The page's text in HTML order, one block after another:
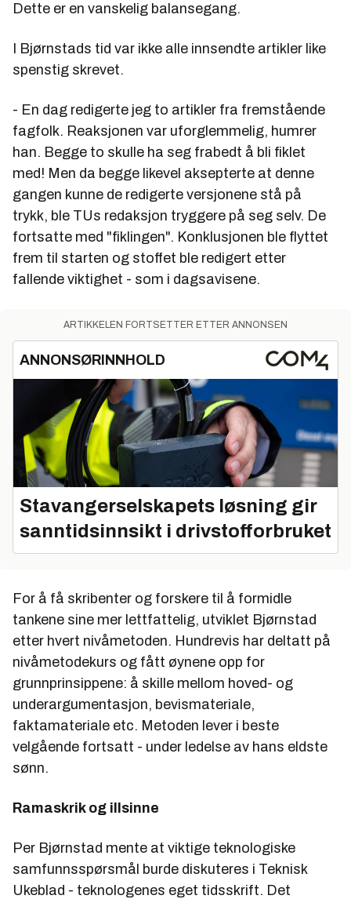
Dette er en vanskelig balansegang.
I Bjørnstads tid var ikke alle innsendte artikler like
spenstig skrevet.
- En dag redigerte jeg to artikler fra fremstående
fagfolk. Reaksjonen var uforglemmelig, humrer
han. Begge to skulle ha seg frabedt å bli fiklet
med! Men da begge likevel aksepterte at denne
gangen kunne de redigerte versjonene stå på
trykk, ble TUs redaksjon tryggere på seg selv. De
fortsatte med "fiklingen". Konklusjonen ble flyttet
frem til starten og stoffet ble redigert etter
fallende viktighet - som i dagsavisene.
ARTIKKELEN FORTSETTER ETTER ANNONSEN
ANNONSØRINNHOLD
Stavangerselskapets løsning gir
sanntidsinnsikt i drivstofforbruket
For å få skribenter og forskere til å formidle
tankene sine mer lettfattelig, utviklet Bjørnstad
etter hvert nivåmetoden. Hundrevis har deltatt på
nivåmetodekurs og fått øynene opp for
grunnprinsippene: å skille mellom hoved- og
underargumentasjon, bevismateriale,
faktamateriale etc. Metoden lever i beste
velgående fortsatt - under ledelse av hans eldste
sønn.
Ramaskrik og illsinne
Per Bjørnstad mente at viktige teknologiske
samfunnsspørsmål burde diskuteres i Teknisk
Ukeblad - teknologenes eget tidsskrift. Det